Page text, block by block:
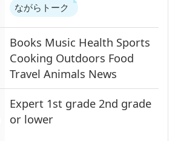
ながらトーク
Books Music Health Sports
Cooking Outdoors Food
Travel Animals News
Expert 1st grade 2nd grade
or lower